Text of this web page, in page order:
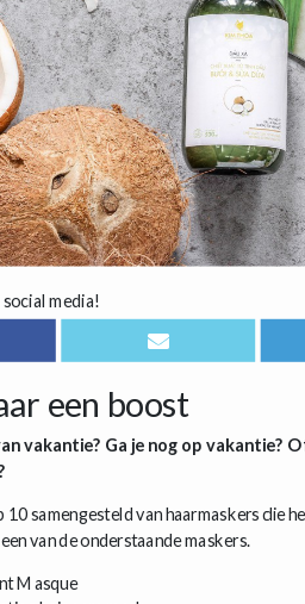
media!
een boost
vakantie? Ga je nog op vakantie?
samengesteld van haarmaskers die
van de onderstaande maskers.
Masque